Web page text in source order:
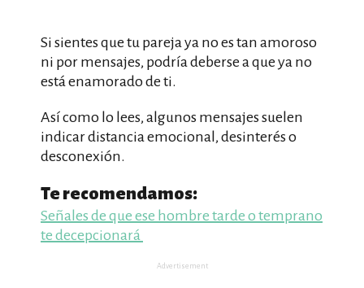
Si sientes que tu pareja ya no es tan amoroso
ni por mensajes, podría deberse a que ya no
está enamorado de ti.
Así como lo lees, algunos mensajes suelen
indicar distancia emocional, desinterés o
desconexión.
Te recomendamos:
Señales de que ese hombre tarde o temprano
te decepcionará
Advertisement